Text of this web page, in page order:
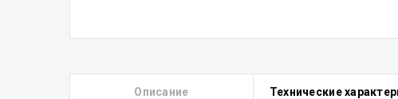
Описание Технические